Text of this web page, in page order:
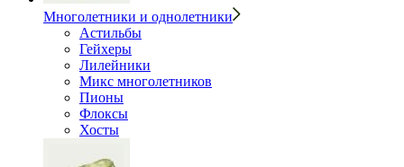
Многолетники и однолетники
Астильбы
Гейхеры
Лилейники
Микс многолетников
Пионы
Флоксы
Хосты